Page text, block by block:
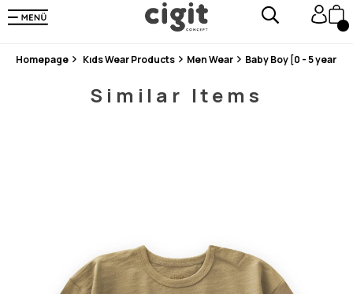
En Uygun Fiyat Garantisi !
300₺ ve Üzeri Alışverişlerde Kargo Ücretsiz !
Homepage Kıds Wear Products Men Wear Baby Boy [0 - 5 years]
Similar Items